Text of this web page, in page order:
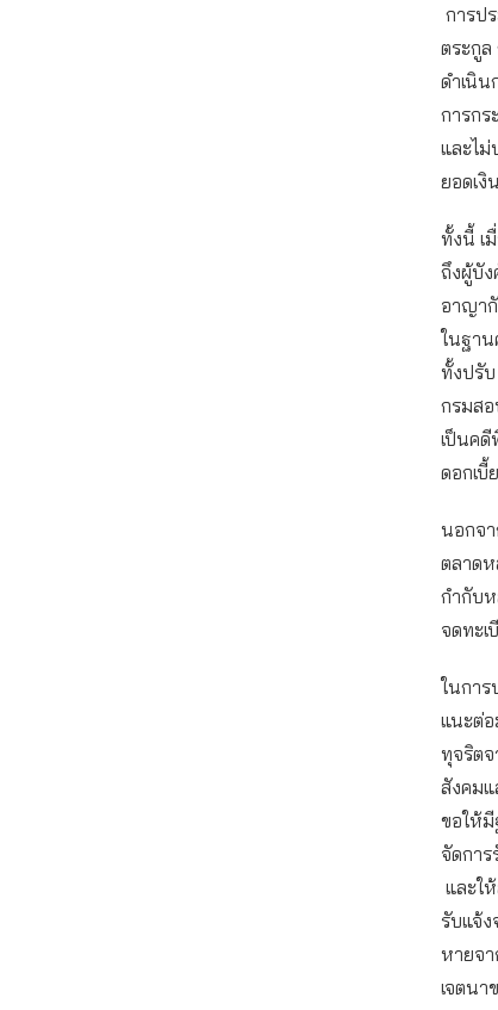
การป
ตระกูล
ดำเนิน
การกร
และไ
ยอดเงิ
ทั้งนี้ เ
ถึงผู้บัง
อาญา
ในฐา
ทั้งปรั
กรมส
เป็นคดี
ดอกเ
นอกจ
ตลาด
กำกับ
จดทะ
ในกา
แนะต่อ
ทุจริตจ
สังคมแ
ขอให้
จัดการ
และใ
รับแจ้
หายจา
เจตนา